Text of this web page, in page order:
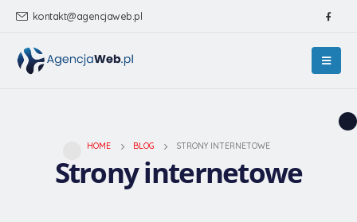
kontakt@agencjaweb.pl
HOME BLOG STRONY INTERNETOWE
Strony internetowe